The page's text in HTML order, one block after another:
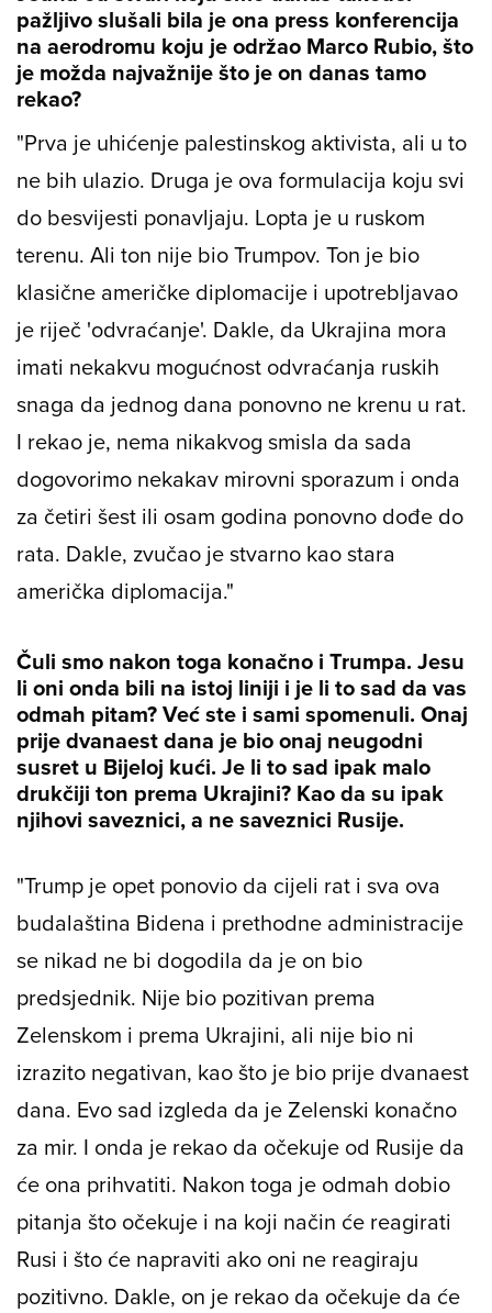
pažljivo slušali bila je ona press konferencija
na aerodromu koju je održao Marco Rubio, što
je možda najvažnije što je on danas tamo
rekao?
"Prva je uhićenje palestinskog aktivista, ali u to
ne bih ulazio. Druga je ova formulacija koju svi
do besvijesti ponavljaju. Lopta je u ruskom
terenu. Ali ton nije bio Trumpov. Ton je bio
klasične američke diplomacije i upotrebljavao
je riječ 'odvraćanje'. Dakle, da Ukrajina mora
imati nekakvu mogućnost odvraćanja ruskih
snaga da jednog dana ponovno ne krenu u rat.
I rekao je, nema nikakvog smisla da sada
dogovorimo nekakav mirovni sporazum i onda
za četiri šest ili osam godina ponovno dođe do
rata. Dakle, zvučao je stvarno kao stara
američka diplomacija."
Čuli smo nakon toga konačno i Trumpa. Jesu
li oni onda bili na istoj liniji i je li to sad da vas
odmah pitam? Već ste i sami spomenuli. Onaj
prije dvanaest dana je bio onaj neugodni
susret u Bijeloj kući. Je li to sad ipak malo
drukčiji ton prema Ukrajini? Kao da su ipak
njihovi saveznici, a ne saveznici Rusije.
"Trump je opet ponovio da cijeli rat i sva ova
budalaština Bidena i prethodne administracije
se nikad ne bi dogodila da je on bio
predsjednik. Nije bio pozitivan prema
Zelenskom i prema Ukrajini, ali nije bio ni
izrazito negativan, kao što je bio prije dvanaest
dana. Evo sad izgleda da je Zelenski konačno
za mir. I onda je rekao da očekuje od Rusije da
će ona prihvatiti. Nakon toga je odmah dobio
pitanja što očekuje i na koji način će reagirati
Rusi i što će napraviti ako oni ne reagiraju
pozitivno. Dakle, on je rekao da očekuje da će